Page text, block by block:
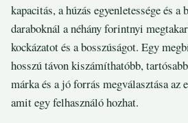
kapacitás, a húzás egyenletessége és
daraboknál a néhány forintnyi
kockázatot és a bosszúságot. Egy
hosszú távon kiszámíthatóbb,
márka és a jó forrás megválasztása az
amit egy felhasználó hozhat.